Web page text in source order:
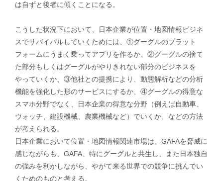
は自ずと後者に傾くことになる。
こうした状況下において、日本企業が位置・地図情報ビジネ
スでサバイバルしていくためには、①グーグルのプラット
フォームにうまく乗ってアプリを作るか、②グーグルの捨て
た部分もしくはグーグルがやりきれない部分のビジネスを
やっていくか、③他社との提携により、動態解析などの分析
機能を強化した形のサービスにするか、④グーグルの得意な
スマホ分野でなく、日本企業の得意な分野（例えば自動車、
ウォッチ、建設機械、農業機械など）でいくか、などの方法
が考えられる。
日本企業において位置・地図情報関連市場は、GAFAを脅威に
感じながらも、GAFA、特にグーグルと共生し、また日本独自
の強みを利かしながら、やがて来る世界での競争に挑んでい
くためのものと考える。